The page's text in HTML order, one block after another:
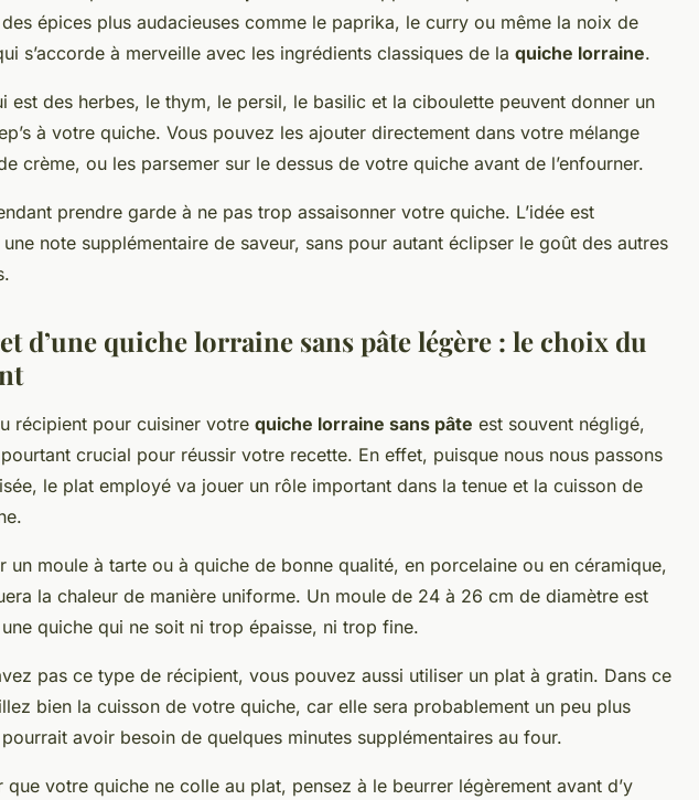
épices plus audacieuses comme le paprika, le curry ou même la noix de
s’accorde à merveille avec les ingrédients classiques de la quiche lorraine.
est des herbes, le thym, le persil, le basilic et la ciboulette peuvent donner un
à votre quiche. Vous pouvez les ajouter directement dans votre mélange
crème, ou les parsemer sur le dessus de votre quiche avant de l’enfourner.
prendre garde à ne pas trop assaisonner votre quiche. L’idée est
une note supplémentaire de saveur, sans pour autant éclipser le goût des autres
d’une quiche lorraine sans pâte légère : le choix du
récipient pour cuisiner votre quiche lorraine sans pâte est souvent négligé,
crucial pour réussir votre recette. En effet, puisque nous nous passons
le plat employé va jouer un rôle important dans la tenue et la cuisson de
un moule à tarte ou à quiche de bonne qualité, en porcelaine ou en céramique,
la chaleur de manière uniforme. Un moule de 24 à 26 cm de diamètre est
quiche qui ne soit ni trop épaisse, ni trop fine.
pas ce type de récipient, vous pouvez aussi utiliser un plat à gratin. Dans ce
bien la cuisson de votre quiche, car elle sera probablement un peu plus
avoir besoin de quelques minutes supplémentaires au four.
que votre quiche ne colle au plat, pensez à le beurrer légèrement avant d’y